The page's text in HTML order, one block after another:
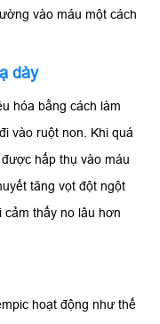
vào máu một cách
dày
hóa bằng cách làm
vào ruột non. Khi quá
hấp thụ vào máu
tăng vọt đột ngột
thấy no lâu hơn
hoạt động như thế